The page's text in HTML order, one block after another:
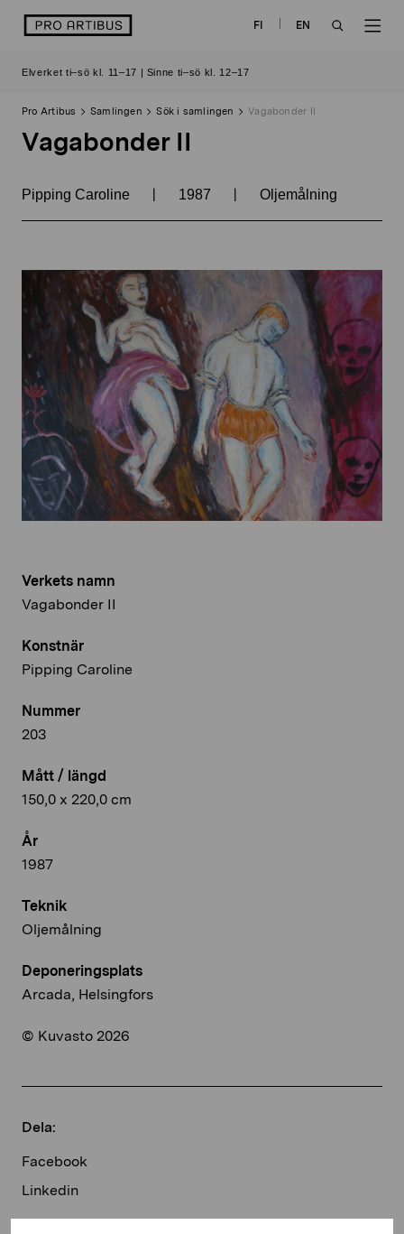
logo FI
EN
Elverket ti–sö kl. 11–17 | Sinne ti–sö kl. 12–17
Pro Artibus Samlingen Sök i samlingen Vagabonder II
Vagabonder II
Pipping Caroline | 1987 | Oljemålning
Verkets namn
Vagabonder II
Konstnär
Pipping Caroline
Nummer
203
Mått / längd
150,0 x 220,0 cm
År
1987
Teknik
Oljemålning
Deponeringsplats
Arcada, Helsingfors
© Kuvasto 2026
Dela:
Facebook
Linkedin